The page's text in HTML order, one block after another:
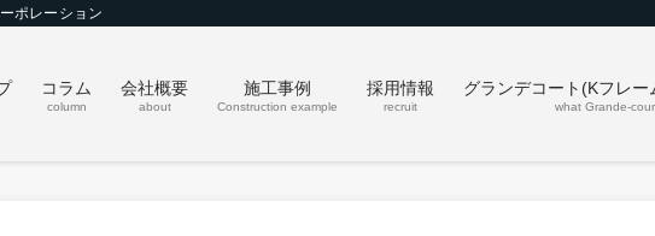
ポレーション
コラム
column
会社概要
about
施工事例
Construction example
採用情報
recruit
グランデコート(Kフレー
what Grande-